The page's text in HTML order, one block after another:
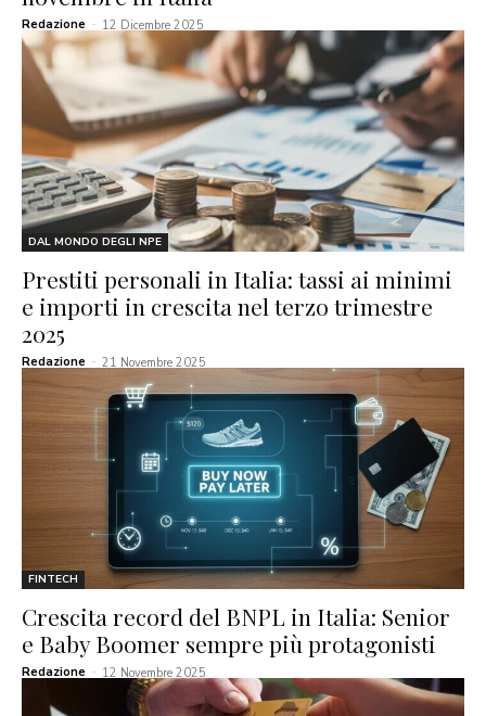
Redazione - 12 Dicembre 2025
DAL MONDO DEGLI NPE
Prestiti personali in Italia: tassi ai minimi
e importi in crescita nel terzo trimestre
2025
Redazione - 21 Novembre 2025
FINTECH
Crescita record del BNPL in Italia: Senior
e Baby Boomer sempre più protagonisti
Redazione - 12 Novembre 2025